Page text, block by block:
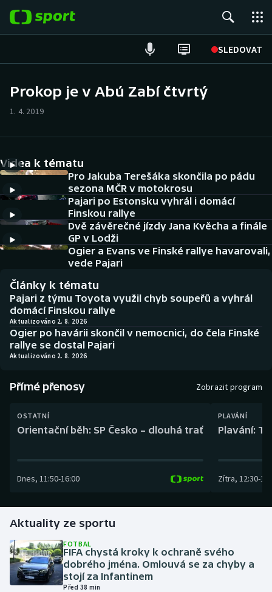
SLEDOVAT
Hokej
Tenis
Atletika
Cyklistika
DALŠÍ SPORTY
Americký fotbal
Baseball a softbal
Basketbal
Biatlon
Curling
Florbal
Golf
Gymnastika
NEPŘEHLÉDNĚTE
Soutěže
Historické návraty
Aplikace ČT sport
Prokop je v Abú Zabí čtvrtý
1. 4. 2019
Videa k tématu
Pro Jakuba Terešáka skončila po pádu
sezona MČR v motokrosu
Pajari po Estonsku vyhrál i domácí
Finskou rallye
Dvě závěrečné jízdy Jana Kvěcha a finále
GP v Lodži
Ogier a Evans ve Finské rallye havarovali,
vede Pajari
Články k tématu
Pajari z týmu Toyota využil chyb soupeřů a vyhrál
domácí Finskou rallye
Aktualizováno 2. 8. 2026
Ogier po havárii skončil v nemocnici, do čela Finské
rallye se dostal Pajari
Aktualizováno 2. 8. 2026
Přímé přenosy Zobrazit program
OSTATNÍ
Orientační běh: SP Česko – dlouhá trať
Dnes, 11:50-16:00
PLAVÁNÍ
Plavání:
Zítra, 12:30-
Aktuality ze sportu
FOTBAL
FIFA chystá kroky k ochraně svého
dobrého jména. Omlouvá se za chyby a
stojí za Infantinem
Před 38 min